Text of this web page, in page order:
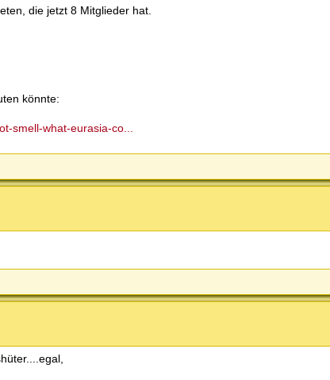
die jetzt 8 Mitglieder hat.
könnte:
smell-what-eurasia-co...